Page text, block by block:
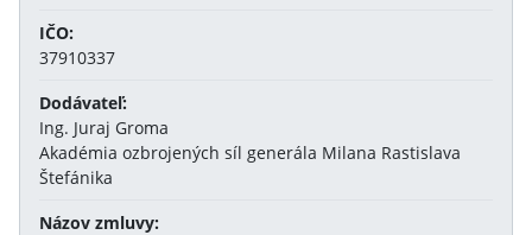
IČO:
37910337
Dodávateľ:
Ing. Juraj Groma
Akadémia ozbrojených síl generála Milana Rastislava
Štefánika
Názov zmluvy: